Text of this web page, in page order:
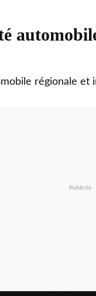
régionale et
Publicité